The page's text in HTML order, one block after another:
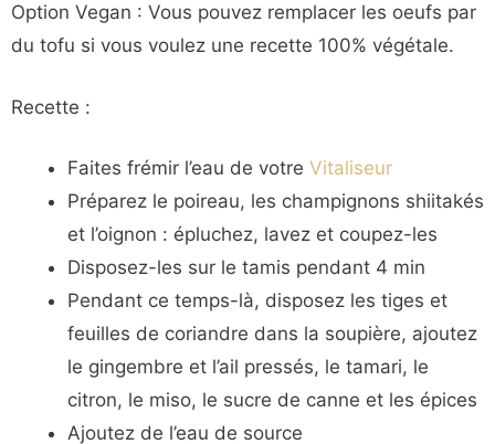
Option Vegan : Vous pouvez remplacer les oeufs par
du tofu si vous voulez une recette 100% végétale.
Recette :
Faites frémir l’eau de votre Vitaliseur
Préparez le poireau, les champignons shiitakés
et l’oignon : épluchez, lavez et coupez-les
Disposez-les sur le tamis pendant 4 min
Pendant ce temps-là, disposez les tiges et
feuilles de coriandre dans la soupière, ajoutez
le gingembre et l’ail pressés, le tamari, le
citron, le miso, le sucre de canne et les épices
Ajoutez de l’eau de source